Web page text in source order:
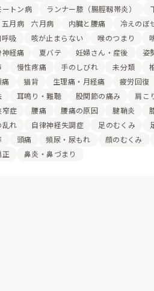
ートン病 ランナー膝（腸脛靱帯炎）
五月病 六月病 内臓と腰痛
冷えのぼ
呼吸 咳が止まらない 喉のつまり
神経痛 夏バテ 妊婦さん・産後
姿
慢性疼痛 手のしびれ 未分類
痛 猫背 生理痛・月経痛
疲労回復
耳鳴り・難聴 股関節の痛み
肩こ
窄症 腰痛 腰痛の原因 腱鞘炎
乱れ 自律神経失調症 足のむくみ
頭痛 頻尿・尿もれ
顔のむくみ
正 鼻炎・鼻づまり